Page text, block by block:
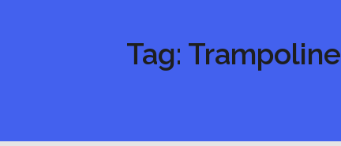
Tag: Trampoline